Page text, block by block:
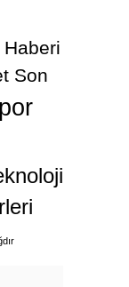
Son